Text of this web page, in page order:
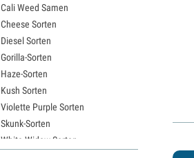
Cali Weed Samen
Cheese Sorten
Diesel Sorten
Gorilla-Sorten
Haze-Sorten
Kush Sorten
Violette Purple Sorten
Skunk-Sorten
White Widow Sorten